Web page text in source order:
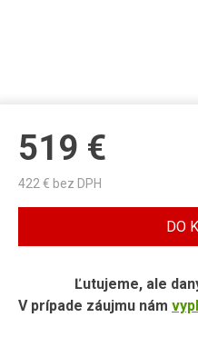
519 €
422 € bez DPH
DO
Ľutujeme, ale
V prípade záujmu nám